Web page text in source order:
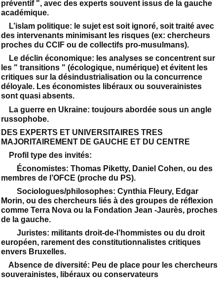
préventif ", avec des experts souvent issus de la gauche
académique.
L’islam politique: le sujet est soit ignoré, soit traité avec
des intervenants minimisant les risques (ex: chercheurs
proches du CCIF ou de collectifs pro-musulmans).
Le déclin économique: les analyses se concentrent sur
les " transitions " (écologique, numérique) et évitent les
critiques sur la désindustrialisation ou la concurrence
déloyale. Les économistes libéraux ou souverainistes
sont quasi absents.
La guerre en Ukraine: toujours abordée sous un angle
russophobe.
DES EXPERTS ET UNIVERSITAIRES TRES
MAJORITAIREMENT DE GAUCHE ET DU CENTRE
Profil type des invités:
Économistes: Thomas Piketty, Daniel Cohen, ou des
membres de l’OFCE (proche du PS).
Sociologues/philosophes: Cynthia Fleury, Edgar
Morin, ou des chercheurs liés à des groupes de réflexion
comme Terra Nova ou la Fondation Jean -Jaurès, proches
de la gauche.
Juristes: militants droit-de-l’hommistes ou du droit
européen, rarement des constitutionnalistes critiques
envers Bruxelles.
Absence de diversité: Peu de place pour les chercheurs
souverainistes, libéraux ou conservateurs